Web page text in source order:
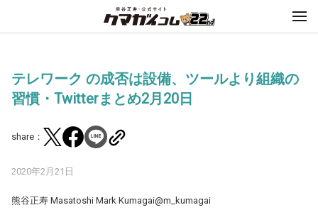
テレワーク の成否は設備、ツールより組織の
習慣・Twitterまとめ2月20日
share：
2020年2月21日
熊谷正寿 Masatoshi Mark Kumagai@m_kumagai